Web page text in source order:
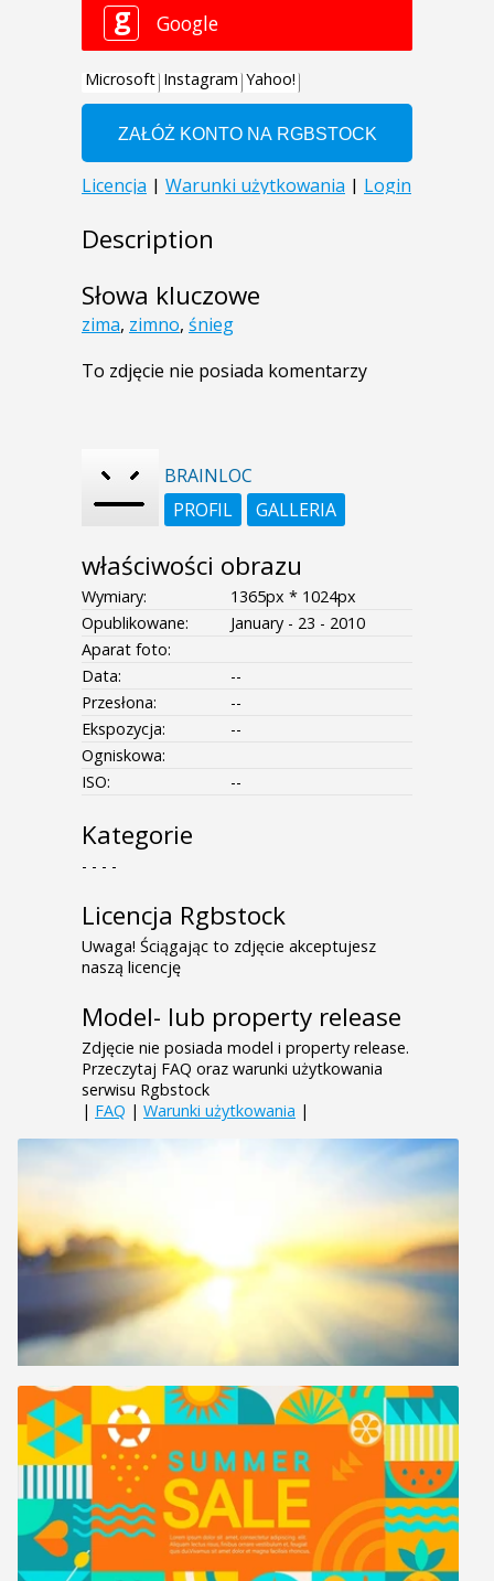
Description
Słowa kluczowe
zima, zimno, śnieg
To zdjęcie nie posiada komentarzy
BRAINLOC
PROFIL
GALLERIA
właściwości obrazu
Wymiary:
1365px * 1024px
Opublikowane:
January - 23 - 2010
Aparat foto:
Data:
--
Przesłona:
--
Ekspozycja:
--
Ogniskowa:
ISO:
--
Kategorie
- - - -
Licencja Rgbstock
Uwaga! Ściągając to zdjęcie akceptujesz
naszą licencję
Model- lub property release
Zdjęcie nie posiada model i property release.
Przeczytaj FAQ oraz warunki użytkowania
serwisu Rgbstock
| FAQ | Warunki użytkowania |